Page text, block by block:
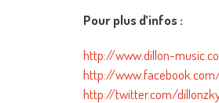
Pour plus d’infos :
http://www.dillon-
http://
http://twitter.com/